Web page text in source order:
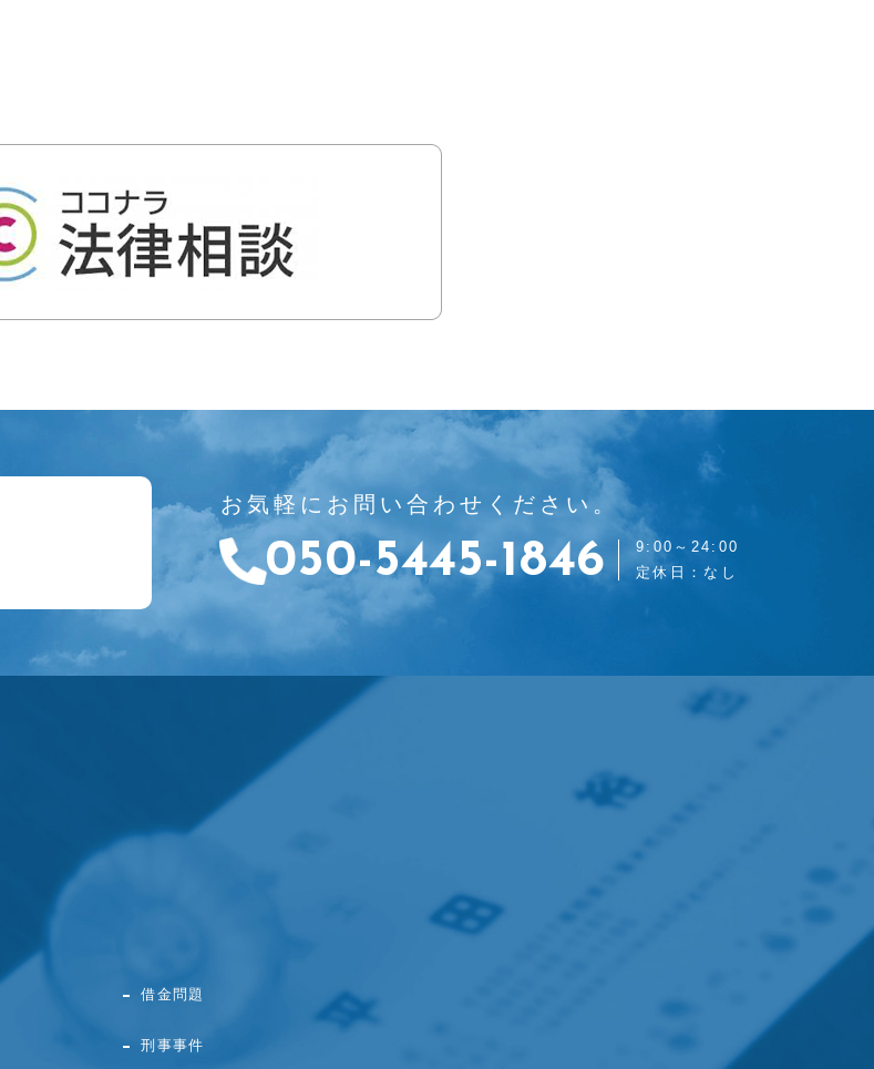
お気軽にお問い合わせください。
050-5445-1846
9:00～24:00
定休日：なし
借金問題
刑事事件